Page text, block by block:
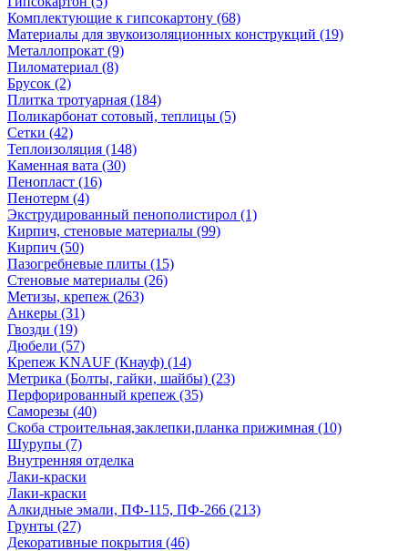
Комплектующие к гипсокартону (68)
Материалы для звукоизоляционных конструкций (19)
Металлопрокат (9)
Пиломатериал (8)
Брусок (2)
Плитка тротуарная (184)
Поликарбонат сотовый, теплицы (5)
Сетки (42)
Теплоизоляция (148)
Каменная вата (30)
Пенопласт (16)
Пенотерм (4)
Экструдированный пенополистирол (1)
Кирпич, стеновые материалы (99)
Кирпич (50)
Пазогребневые плиты (15)
Стеновые материалы (26)
Метизы, крепеж (263)
Анкеры (31)
Гвозди (19)
Дюбели (57)
Крепеж KNAUF (Кнауф) (14)
Метрика (Болты, гайки, шайбы) (23)
Перфорированный крепеж (35)
Саморезы (40)
Скоба строительная,заклепки,планка прижимная (10)
Шурупы (7)
Внутренняя отделка
Лаки-краски
Лаки-краски
Алкидные эмали, ПФ-115, ПФ-266 (213)
Грунты (27)
Декоративные покрытия (46)